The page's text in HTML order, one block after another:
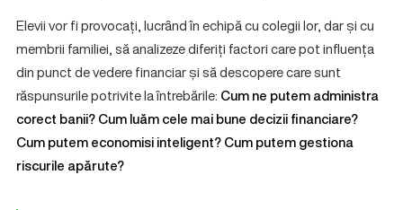
Elevii vor fi provocați, lucrând în echipă cu colegii lor, dar și cu
membrii familiei, să analizeze diferiți factori care pot influența
din punct de vedere financiar și să descopere care sunt
răspunsurile potrivite la întrebările: Cum ne putem administra
corect banii? Cum luăm cele mai bune decizii financiare?
Cum putem economisi inteligent? Cum putem gestiona
riscurile apărute?